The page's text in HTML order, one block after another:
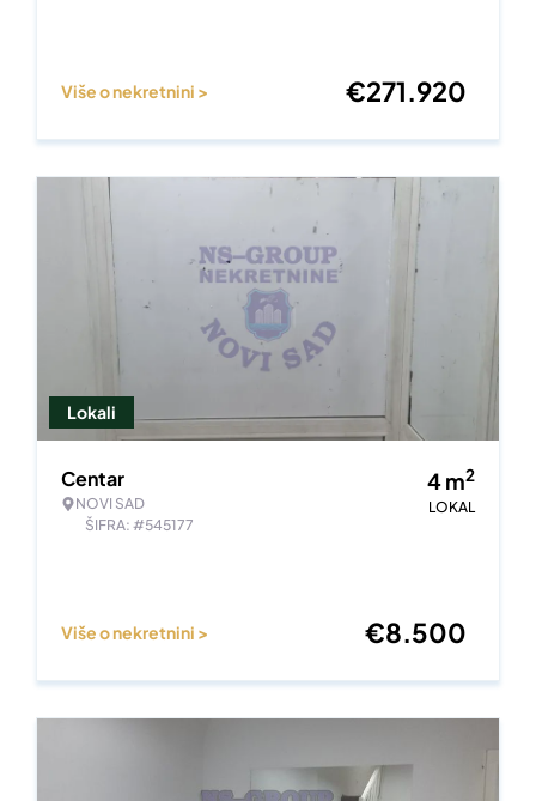
Više o nekretnini > €271.920
Lokali
Centar
NOVI SAD
ŠIFRA: #545177
4m2
LOKAL
Više o nekretnini > €8.500